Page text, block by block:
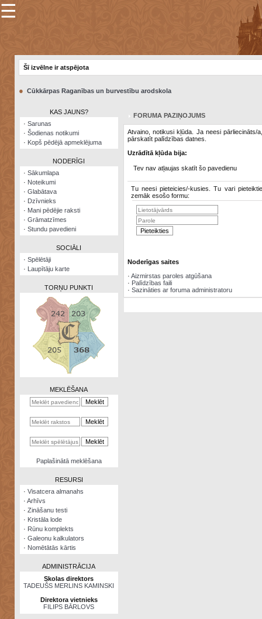
×
Šodienas
notikumi
Visatcera
almanahs
Arhīvs
Zināšanu
kalkulators
Nomētātās
☰
Šī izvēlne ir atspējota
● Cūkkārpas Raganības un burvestību arodskola
KAS JAUNS?
· Sarunas
· Šodienas notikumi
· Kopš pēdējā apmeklējuma
NODERĪGI
· Sākumlapa
· Noteikumi
· Glabātava
· Dzīvnieks
· Mani pēdējie raksti
· Grāmatzīmes
· Stundu pavedieni
SOCIĀLI
· Spēlētāji
· Laupītāju karte
TORŅU PUNKTI
MEKLĒŠANA
Paplašinātā meklēšana
RESURSI
· Visatcera almanahs
· Arhīvs
· Zināšanu testi
· Kristāla lode
· Rūnu komplekts
· Galeonu kalkulators
· Nomētātās kārtis
ADMINISTRĀCIJA
Skolas direktors
TADEUŠS MERLINS KAMINSKI
Direktora vietnieks
FILIPS BĀRLOVS
FORUMA PAZIŅOJUMS
Atvaino, notikusi kļūda. Ja neesi pārliecināts/
pārskatīt palīdzības datnes.
Uzrādītā kļūda bija:
Tev nav atļaujas skatīt šo pavedienu
Tu neesi pieteicies/-kusies. Tu vari
zemāk esošo formu:
Noderīgas saites
· Aizmirstas paroles atgūšana
· Palīdzības faili
· Sazināties ar foruma administratoru